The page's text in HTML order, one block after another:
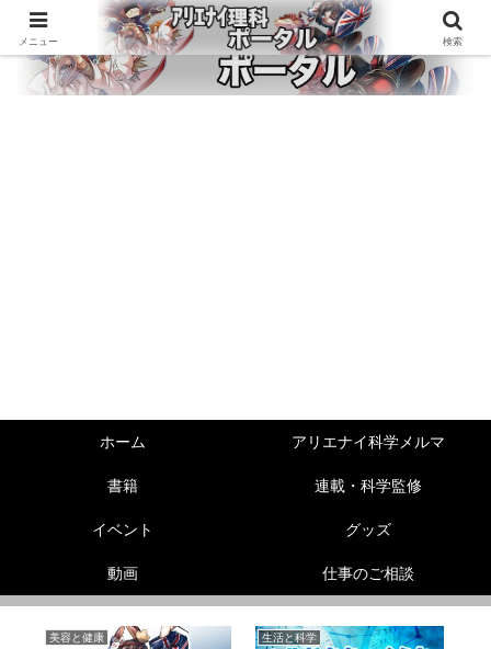
ホーム アリエナイ科学メルマ
書籍 連載・科学監修
イベント グッズ
動画 仕事のご相談
美容と健康 生活と科学
メニュー 検索